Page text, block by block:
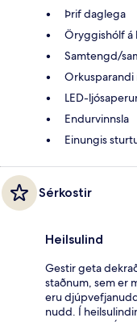
Þrif daglega
Öryggishólf
Samtengd/
Orkusparandi
LED-
Endurvinnsla
Einungis
Sérkostir
Heilsulind
Gestir geta
staðnum, sem er
eru
nudd. Í